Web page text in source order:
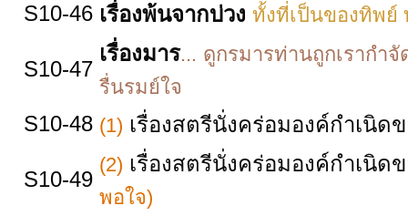
S10-46 เรื่องพ้นจากบ่วง ทั้งที่เป็นของทิพ
S10-47
เรื่องมาร... ดูกรมารท่านถูกเรากำ
รื่นรมย์ใจ
S10-48 (1) เรื่องสตรีนั่งคร่อมองค์กำเนิด
S10-49
(2) เรื่องสตรีนั่งคร่อมองค์กำเนิด
พอใจ)